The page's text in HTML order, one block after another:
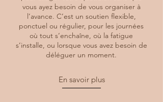
vous ayez besoin de vous organiser à
l’avance. C’est un soutien flexible,
ponctuel ou régulier, pour les journées
où tout s’enchaîne, où la fatigue
s’installe, ou lorsque vous avez besoin de
déléguer un moment.
En savoir plus